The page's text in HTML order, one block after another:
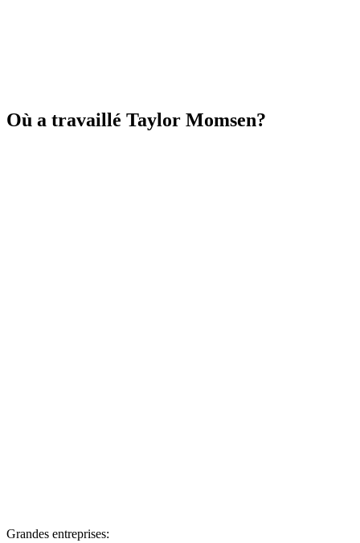
Où a travaillé Taylor Momsen?
Grandes entreprises: